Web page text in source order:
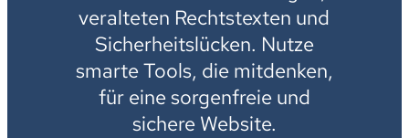
veralteten Rechtstexten und
Sicherheitslücken. Nutze
smarte Tools, die mitdenken,
für eine sorgenfreie und
sichere Website.